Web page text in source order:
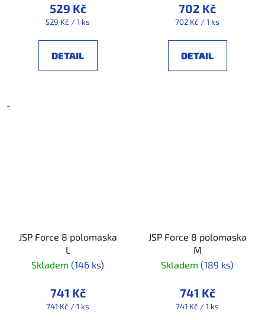
529 Kč
Měrná
529 Kč / 1 ks
DETAIL
-
702 Kč
Měrná
702 Kč / 1 ks
DETAIL
JSP Force 8 polomaska
L
Skladem (146 ks)
741 Kč
Měrná
741 Kč / 1 ks
JSP Force 8 polomaska
M
Skladem (189 ks)
741 Kč
Měrná
741 Kč / 1 ks